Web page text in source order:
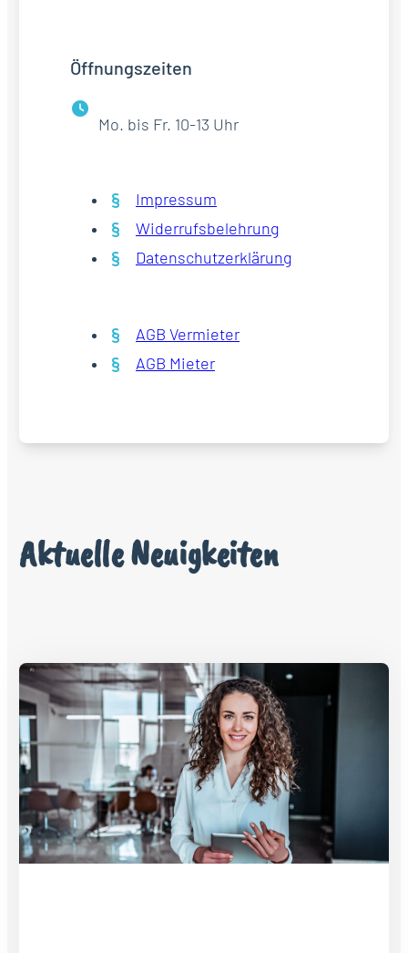
Öffnungszeiten
Mo. bis Fr. 10-13 Uhr
Impressum
Widerrufsbelehrung
Datenschutzerklärung
AGB Vermieter
AGB Mieter
Aktuelle Neuigkeiten